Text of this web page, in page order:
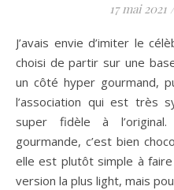
17 mai 2021 /
J’avais envie d’imiter le célèbre dessert Kinder delice. J’ai
choisi de partir sur une
un côté hyper gourmand,
l’association qui est très
super fidèle à
gourmande, c’est bien
elle est plutôt simple à
version la plus light, mais